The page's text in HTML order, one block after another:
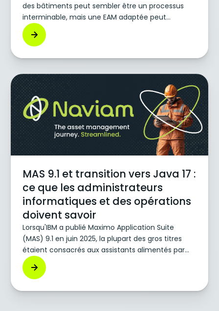
des bâtiments peut sembler être un processus
interminable, mais une EAM adaptée peut
contribuer à alléger les processus manuels liés à la
maintenance et à la gestion des installations.
MAS 9.1 et transition vers Java 17 :
ce que les administrateurs
informatiques et des opérations
doivent savoir
Lorsqu'IBM a publié Maximo Application Suite
(MAS) 9.1 en juin 2025, la plupart des gros titres
étaient consacrés aux assistants alimentés par
l'IA, aux améliorations apportées aux applications
mobiles et aux capacités d'intégration étendues.
pour les équipes informatiques et opérationnelles :